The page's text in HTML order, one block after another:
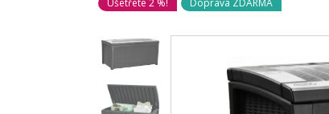
Ušetřete 2 %! Doprava ZDARMA